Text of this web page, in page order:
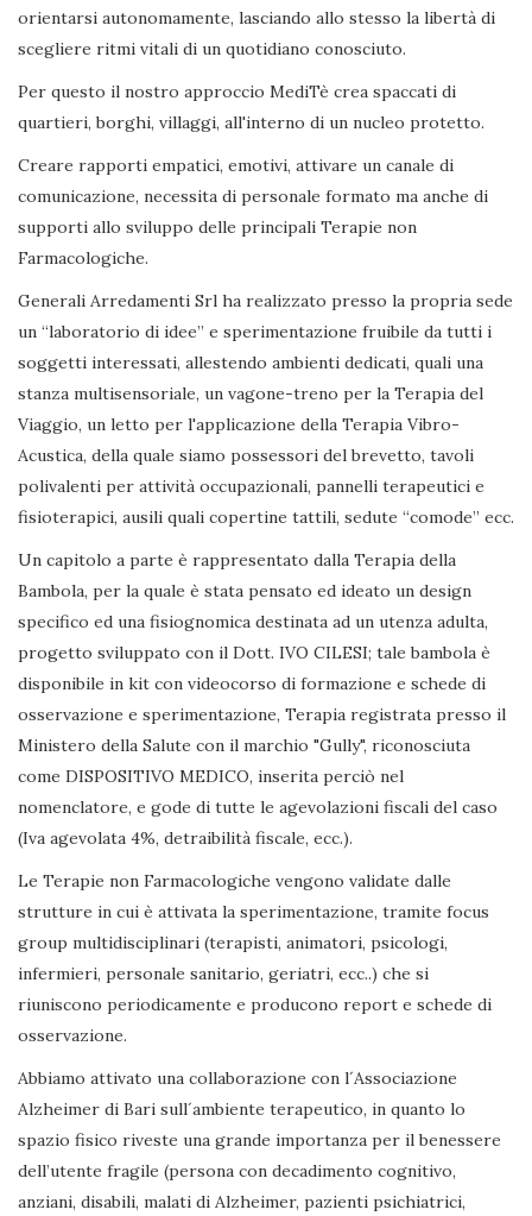
orientarsi autonomamente, lasciando allo stesso la libertà di
scegliere ritmi vitali di un quotidiano conosciuto.
Per questo il nostro approccio MediTè crea spaccati di
quartieri, borghi, villaggi, all'interno di un nucleo protetto.
Creare rapporti empatici, emotivi, attivare un canale di
comunicazione, necessita di personale formato ma anche di
supporti allo sviluppo delle principali Terapie non
Farmacologiche.
Generali Arredamenti Srl ha realizzato presso la propria sede
un “laboratorio di idee” e sperimentazione fruibile da tutti i
soggetti interessati, allestendo ambienti dedicati, quali una
stanza multisensoriale, un vagone-treno per la Terapia del
Viaggio, un letto per l'applicazione della Terapia Vibro-
Acustica, della quale siamo possessori del brevetto, tavoli
polivalenti per attività occupazionali, pannelli terapeutici e
fisioterapici, ausili quali copertine tattili, sedute “comode” ecc.
Un capitolo a parte è rappresentato dalla Terapia della
Bambola, per la quale è stata pensato ed ideato un design
specifico ed una fisiognomica destinata ad un utenza adulta,
progetto sviluppato con il Dott. IVO CILESI; tale bambola è
disponibile in kit con videocorso di formazione e schede di
osservazione e sperimentazione, Terapia registrata presso il
Ministero della Salute con il marchio "Gully", riconosciuta
come DISPOSITIVO MEDICO, inserita perciò nel
nomenclatore, e gode di tutte le agevolazioni fiscali del caso
(Iva agevolata 4%, detraibilità fiscale, ecc.).
Le Terapie non Farmacologiche vengono validate dalle
strutture in cui è attivata la sperimentazione, tramite focus
group multidisciplinari (terapisti, animatori, psicologi,
infermieri, personale sanitario, geriatri, ecc..) che si
riuniscono periodicamente e producono report e schede di
osservazione.
Abbiamo attivato una collaborazione con l´Associazione
Alzheimer di Bari sull´ambiente terapeutico, in quanto lo
spazio fisico riveste una grande importanza per il benessere
dell’utente fragile (persona con decadimento cognitivo,
anziani, disabili, malati di Alzheimer, pazienti psichiatrici,